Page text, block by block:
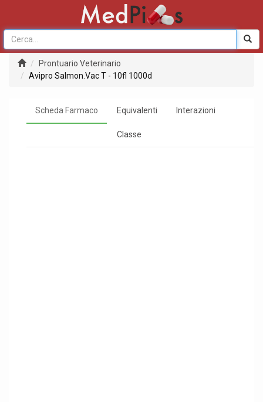
Prontuario Veterinario
Avipro Salmon.Vac T - 10fl 1000d
Scheda Farmaco Equivalenti Interazioni
Classe